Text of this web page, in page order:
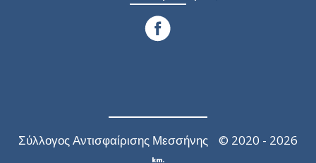
Σύλλογος Αντισφαίρισης Μεσσήνης © 2020 - 2026
km.